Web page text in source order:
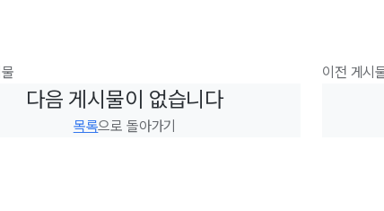
다음 게시물이 없습니다
목록으로 돌아가기
이전 게시